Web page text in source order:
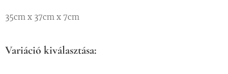
35cm x 37cm x 7cm
Variáció kiválasztása: